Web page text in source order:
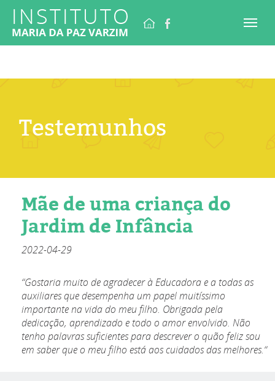
Testemunhos
Mãe de uma criança do
Jardim de Infância
2022-04-29
“Gostaria muito de agradecer à Educadora e a todas as
auxiliares que desempenha um papel muitíssimo
importante na vida do meu filho. Obrigada pela
dedicação, aprendizado e todo o amor envolvido. Não
tenho palavras suficientes para descrever o quão feliz sou
em saber que o meu filho está aos cuidados das melhores.“